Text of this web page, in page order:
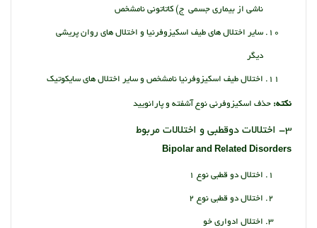
ناشی از بیماری جسمی ج) کاتاتونی نامشخص
سایر اختلال های طیف اسکیزوفرنیا و اختلال های روان پریشی
دیگر
اختلال طیف اسکیزوفرنیا نامشخص و سایر اختلال های سایکوتیک
نکته: حذف اسکیزوفرنی نوع آشفته و پارانویید
3- اختلالات دوقطبی و اختلالات مربوط
Bipolar and Related Disorders
اختلال دو قطبی نوع 1
اختلال دو قطبی نوع 2
اختلال ادواری خو